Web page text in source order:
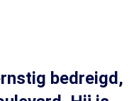
bedreigd,